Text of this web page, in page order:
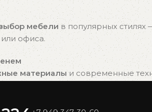
мебелив популярных стилях
офиса.
материалыи современные